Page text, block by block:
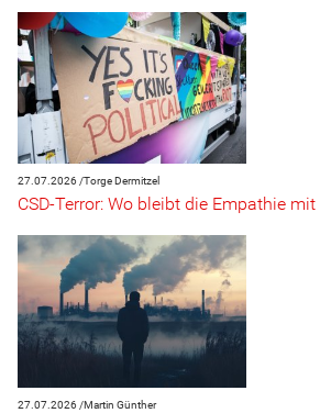
27.07.2026 /Torge Dermitzel
CSD-Terror: Wo bleibt die Empathie mit
27.07.2026 /Martin Günther